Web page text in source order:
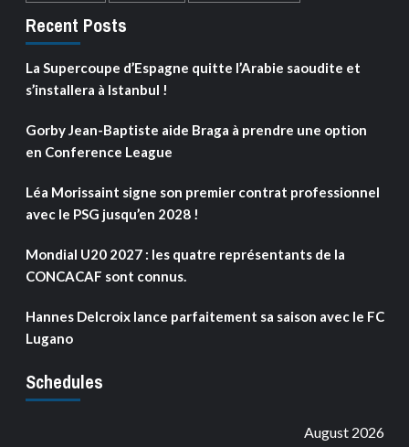
Recent Posts
La Supercoupe d’Espagne quitte l’Arabie saoudite et
s’installera à Istanbul !
Gorby Jean-Baptiste aide Braga à prendre une option
en Conference League
Léa Morissaint signe son premier contrat professionnel
avec le PSG jusqu’en 2028 !
Mondial U20 2027 : les quatre représentants de la
CONCACAF sont connus.
Hannes Delcroix lance parfaitement sa saison avec le FC
Lugano
Schedules
August 2026